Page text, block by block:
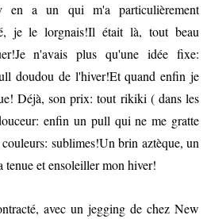
en a un qui m'a particulièrement
je le lorgnais!Il était là, tout beau
n'avais plus qu'une idée fixe:
doudou de l'hiver!Et quand enfin je
Déjà, son prix: tout rikiki ( dans les
enfin un pull qui ne me gratte
sublimes!Un brin aztèque, un
et ensoleiller mon hiver!
avec un jegging de chez New